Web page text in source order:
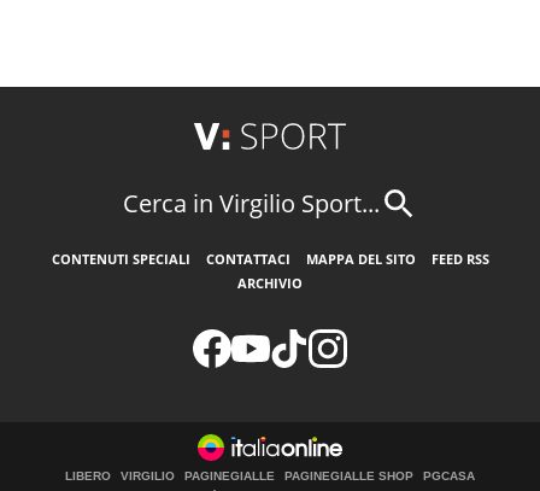
Cerca in Virgilio Sport...
CONTENUTI SPECIALI CONTATTACI MAPPA DEL SITO
FEED RSS
ARCHIVIO
LIBERO VIRGILIO PAGINEGIALLE PAGINEGIALLE SHOP
PGCASA